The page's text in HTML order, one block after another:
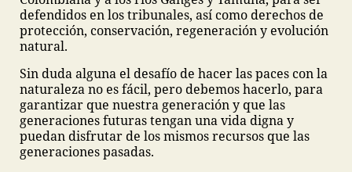
defendidos en los tribunales, así como derechos de
protección, conservación, regeneración y evolución
natural.
Sin duda alguna el desafío de hacer las paces con la
naturaleza no es fácil, pero debemos hacerlo, para
garantizar que nuestra generación y que las
generaciones futuras tengan una vida digna y
puedan disfrutar de los mismos recursos que las
generaciones pasadas.